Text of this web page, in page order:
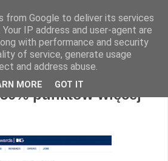
punktów więcej
from Google to deliver its services
IP address and user-agent are
with performance and security
of service, generate usage
and address abuse.
MORE GOT IT